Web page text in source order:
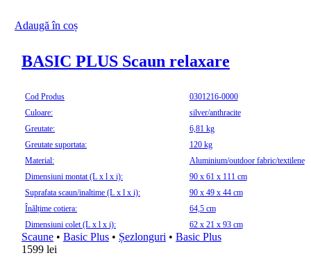
Adaugă în coș
BASIC PLUS Scaun relaxare
Cod Produs
0301216-0000
Culoare:
silver/anthracite
Greutate:
6,81 kg
Greutate suportata:
120 kg
Material:
Aluminium/outdoor fabric/textilene
Dimensiuni montat (L x l x i):
90 x 61 x 111 cm
Suprafata scaun/inaltime (L x l x i):
90 x 49 x 44 cm
Înălțime cotiera:
64,5 cm
Dimensiuni colet (L x l x i):
62 x 21 x 93 cm
Scaune • Basic Plus • Șezlonguri • Basic Plus
1599 lei